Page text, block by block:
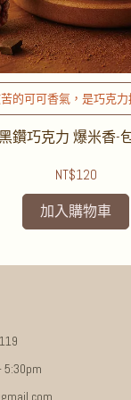
的可可香氣，是巧克力
口味！
鑽巧克力 爆米香-
NT$120
加入購物車